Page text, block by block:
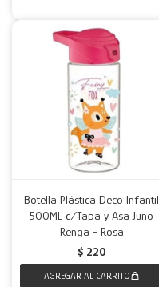
Botella Plástica Deco Infantil
500ML c/Tapa y Asa Juno
Renga - Rosa
$ 220